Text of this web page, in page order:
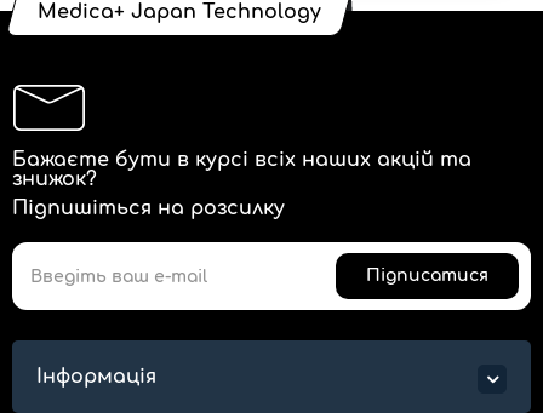
Medica+ Japan Technology
Бажаєте бути в курсі всіх наших акцій та
знижок?
Підпишіться на розсилку
Підписатися
Інформація